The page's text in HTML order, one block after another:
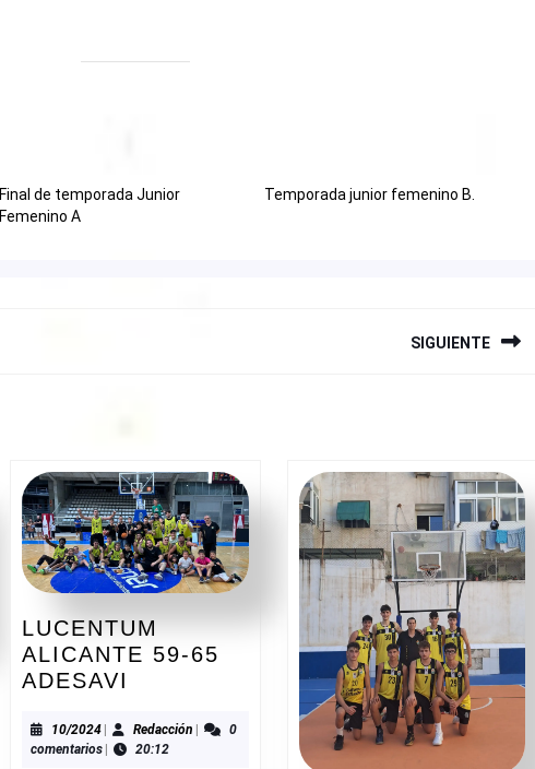
Final de temporada Junior
Femenino A
Temporada junior femenino B.
SIGUIENTE
LUCENTUM
ALICANTE 59-65
ADESAVI
59-
65
10/202410/2024Redacción Redacción
0
comentarios
20:12